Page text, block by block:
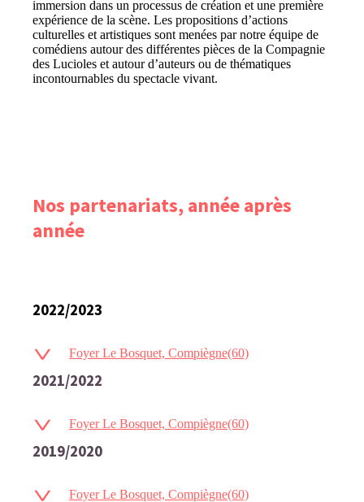
immersion dans un processus de création et une première
expérience de la scène. Les propositions d’actions
culturelles et artistiques sont menées par notre équipe de
comédiens autour des différentes pièces de la Compagnie
des Lucioles et autour d’auteurs ou de thématiques
incontournables du spectacle vivant.
Nos partenariats, année après
année
2022/2023
Foyer Le Bosquet, Compiègne(60)
2021/2022
Foyer Le Bosquet, Compiègne(60)
2019/2020
Foyer Le Bosquet, Compiègne(60)